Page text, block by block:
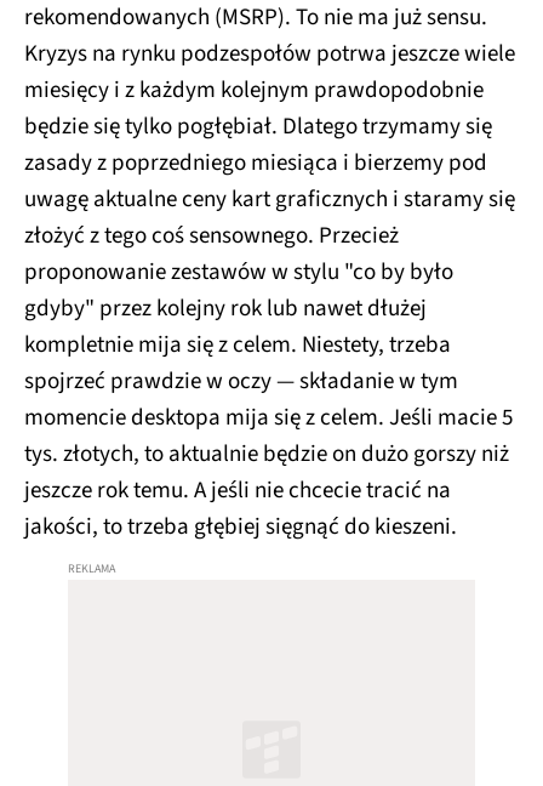
rekomendowanych (MSRP). To nie ma już sensu.
Kryzys na rynku podzespołów potrwa jeszcze wiele
miesięcy i z każdym kolejnym prawdopodobnie
będzie się tylko pogłębiał. Dlatego trzymamy się
zasady z poprzedniego miesiąca i bierzemy pod
uwagę aktualne ceny kart graficznych i staramy się
złożyć z tego coś sensownego. Przecież
proponowanie zestawów w stylu "co by było
gdyby" przez kolejny rok lub nawet dłużej
kompletnie mija się z celem. Niestety, trzeba
spojrzeć prawdzie w oczy — składanie w tym
momencie desktopa mija się z celem. Jeśli macie 5
tys. złotych, to aktualnie będzie on dużo gorszy niż
jeszcze rok temu. A jeśli nie chcecie tracić na
jakości, to trzeba głębiej sięgnąć do kieszeni.